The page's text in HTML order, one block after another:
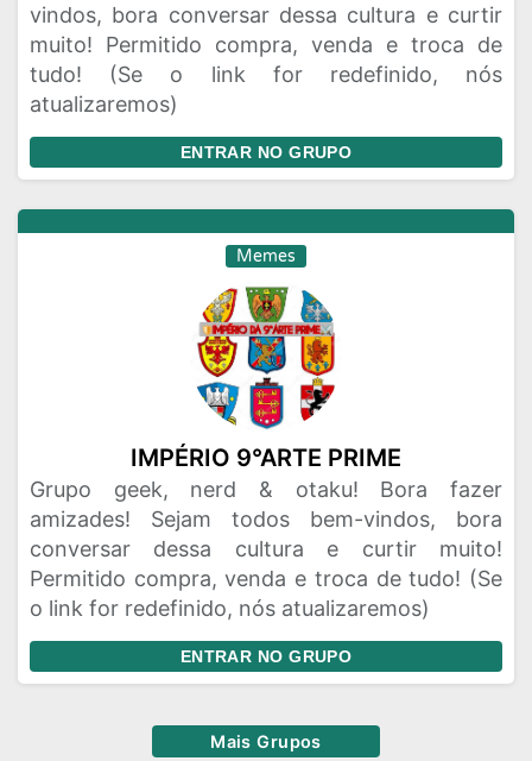
vindos, bora conversar dessa cultura e curtir
muito! Permitido compra, venda e troca de
tudo! (Se o link for redefinido, nós
atualizaremos)
ENTRAR NO GRUPO
Memes
IMPÉRIO 9°ARTE PRIME
Grupo geek, nerd & otaku! Bora fazer
amizades! Sejam todos bem-vindos, bora
conversar dessa cultura e curtir muito!
Permitido compra, venda e troca de tudo! (Se
o link for redefinido, nós atualizaremos)
ENTRAR NO GRUPO
Mais Grupos